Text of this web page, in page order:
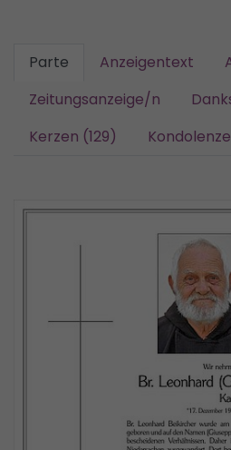
Parte Anzeigentext
Zeitungsanzeige/n
Kerzen (129)